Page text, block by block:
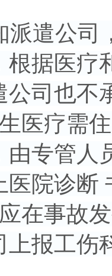
遣公司
根据医疗
公司也不
医疗需
由专管人
医院诊
在事故
上报工伤